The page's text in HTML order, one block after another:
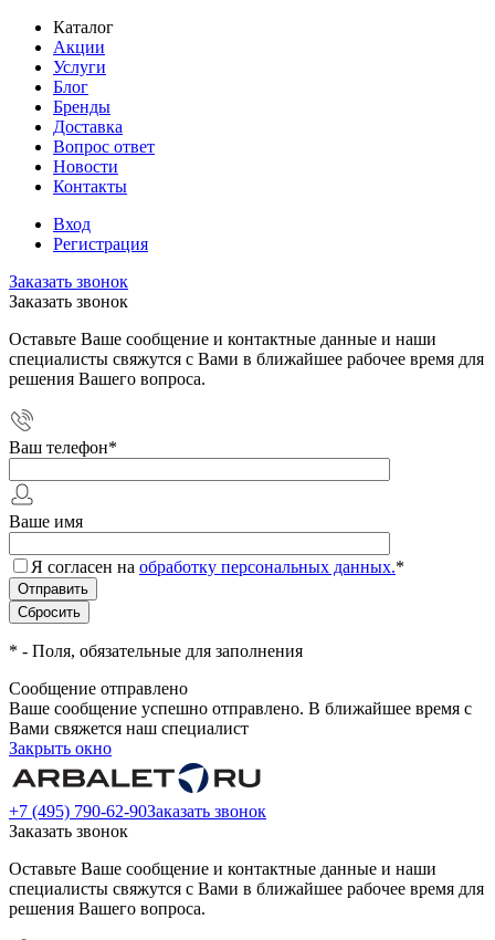
Каталог
Акции
Услуги
Блог
Бренды
Доставка
Вопрос ответ
Новости
Контакты
Вход
Регистрация
Заказать звонок
Заказать звонок
Оставьте Ваше сообщение и контактные данные и наши
специалисты свяжутся с Вами в ближайшее рабочее время для
решения Вашего вопроса.
Ваш телефон*
Ваше имя
Я согласен на обработку персональных данных.*
* - Поля, обязательные для заполнения
Сообщение отправлено
Ваше сообщение успешно отправлено. В ближайшее время с
Вами свяжется наш специалист
Закрыть окно
+7 (495) 790-62-90Заказать звонок
Заказать звонок
Оставьте Ваше сообщение и контактные данные и наши
специалисты свяжутся с Вами в ближайшее рабочее время для
решения Вашего вопроса.